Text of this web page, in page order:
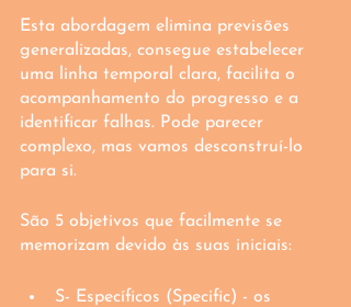
Esta abordagem elimina previsões
generalizadas, consegue estabelecer
uma linha temporal clara, facilita o
acompanhamento do progresso e a
identificar falhas. Pode parecer
complexo, mas vamos desconstruí-lo
para si.
São 5 objetivos que facilmente se
memorizam devido às suas iniciais:
S- Específicos (Specific) - os